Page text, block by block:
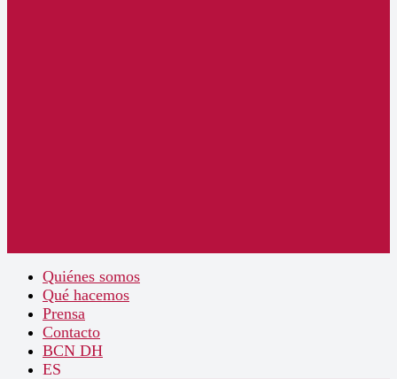
Quiénes somos
Qué hacemos
Prensa
Contacto
BCN DH
ES